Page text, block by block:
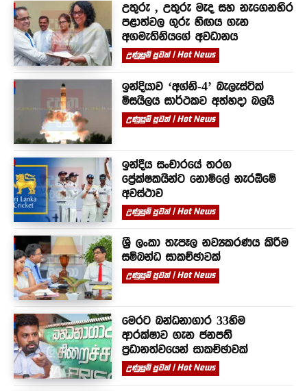
උතුරු , උතුරු මැද සහ නැගෙනහිර
පළාත්වල ගුරු හිඟය ගැන
අගමැතිනියගේ අවධානය
උණුසුම් පුවත් | Hot News
ඉන්දියාව ‘අග්නි-4’ බැලැස්ටික්
මිසයිලය සාර්ථකව අත්හදා බලයි
උණුසුම් පුවත් | Hot News
ඉන්දීය සංචාරයේ තරග
ප්‍රේක්ෂකයින්ට නොමිලේ නැරඹීමේ
අවස්ථාව
උණුසුම් පුවත් | Hot News
ශ්‍රී ලංකා තැපෑල නව්‍යකරණය කිරීම
සම්බන්ධ සාකච්ඡාවක්
උණුසුම් පුවත් | Hot News
මෙරට බන්ධනාගාර 33හිම
ආරක්ෂාව ගැන ජනපති
ප්‍රධානත්වයෙන් සාකච්ඡාවක්
උණුසුම් පුවත් | Hot News